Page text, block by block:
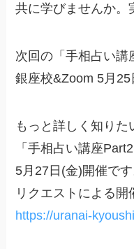
共に学びませんか。
次回の「手相占い講
銀座校&Zoom 5月25
もっと詳しく知りた
「手相占い講座Part2
5月27日(金)開催です
リクエストによる開
https://uranai-